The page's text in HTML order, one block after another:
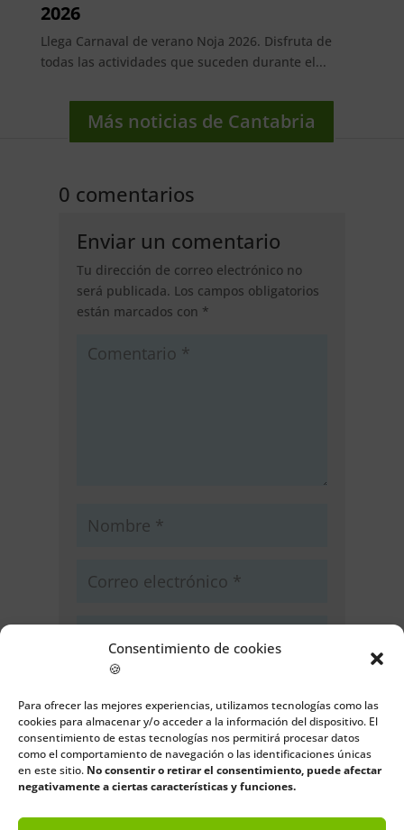
Consentimiento de cookies
🍪
Para ofrecer las mejores experiencias, utilizamos tecnologías como las
cookies para almacenar y/o acceder a la información del dispositivo. El
consentimiento de estas tecnologías nos permitirá procesar datos
como el comportamiento de navegación o las identificaciones únicas
en este sitio. No consentir o retirar el consentimiento, puede afectar
negativamente a ciertas características y funciones.
2026
Llega Carnaval de verano Noja 2026. Disfruta de
todas las actividades que suceden durante el...
Más noticias de Cantabria
0 comentarios
Enviar un comentario
Tu dirección de correo electrónico no
será publicada. Los campos obligatorios
están marcados con *
electrónico y web en este navegador
para la próxima vez que comente.
Enviar comentario